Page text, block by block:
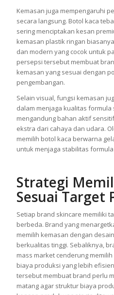
Kemasan juga mempengaruhi
secara langsung. Botol kaca
sering menciptakan kesan
kemasan plastik ringan
dan modern yang cocok untuk
persepsi tersebut membuat
kemasan yang sesuai dengan
pengembangan.
Selain visual, fungsi kemasan
dalam menjaga kualitas formula
mengandung bahan aktif
ekstra dari cahaya dan udara.
memilih botol kaca berwarna
untuk menjaga stabilitas
Strategi
Sesuai Target
Setiap brand skincare memiliki
berbeda. Brand yang
memilih kemasan dengan
berkualitas tinggi. Sebaliknya,
mass market cenderung
biaya produksi yang lebih
tersebut membuat brand perlu
matang agar struktur biaya